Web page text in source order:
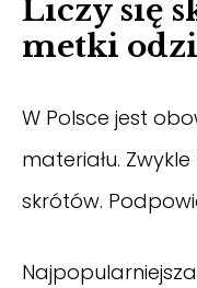
Liczy się
metki
W Polsce jest
materiału.
skrótów.